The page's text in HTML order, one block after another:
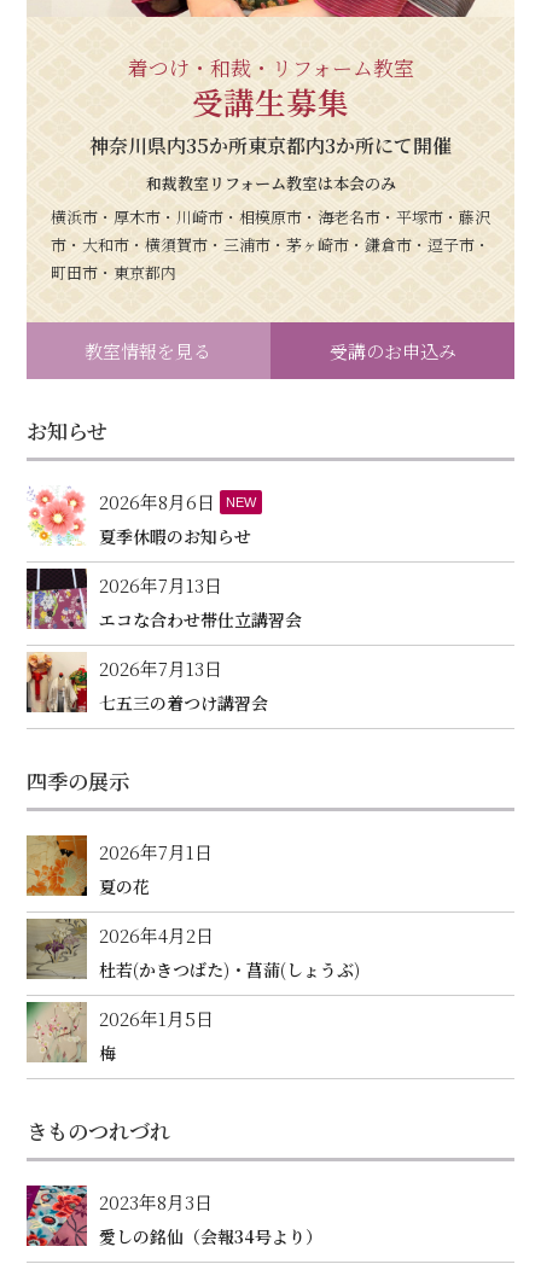
着つけ・和裁・リフォーム教室
受講生募集
神奈川県内35か所東京都内3か所にて開催
和裁教室リフォーム教室は本会のみ
横浜市・厚木市・川崎市・相模原市・海老名市・平塚市・藤沢
市・大和市・横須賀市・三浦市・茅ヶ崎市・鎌倉市・逗子市・
町田市・東京都内
教室情報を見る 受講のお申込み
お知らせ
2026年8月6日 NEW
夏季休暇のお知らせ
2026年7月13日
エコな合わせ帯仕立講習会
2026年7月13日
七五三の着つけ講習会
四季の展示
2026年7月1日
夏の花
2026年4月2日
杜若(かきつばた)・菖蒲(しょうぶ)
2026年1月5日
梅
きものつれづれ
2023年8月3日
愛しの銘仙（会報34号より）